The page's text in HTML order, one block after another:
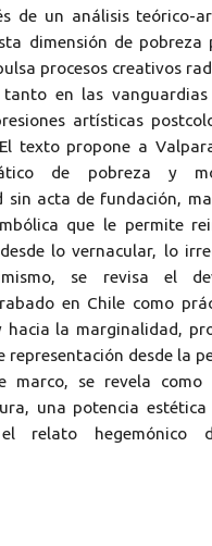
de un análisis teórico-
dimensión de pobreza
procesos creativos
en las vanguardias
artísticas
texto propone a
de pobreza y
sin acta de fundación,
que le permite
lo vernacular, lo
se revisa el
en Chile como
hacia la marginalidad,
representación desde la
marco, se revela como
una potencia
relato hegemónico